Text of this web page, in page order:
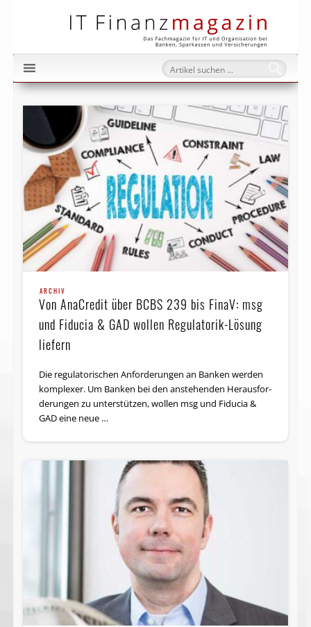
ARCHIV
Von AnaCredit über BCBS 239 bis FinaV: msg
und Fiducia & GAD wollen Regulatorik-Lösung
liefern
Die regulatorischen Anforderungen an Banken werden
komplexer. Um Banken bei den anstehenden Heraus­for­
derungen zu unterstützen, wollen msg und Fiducia &
GAD eine neue …